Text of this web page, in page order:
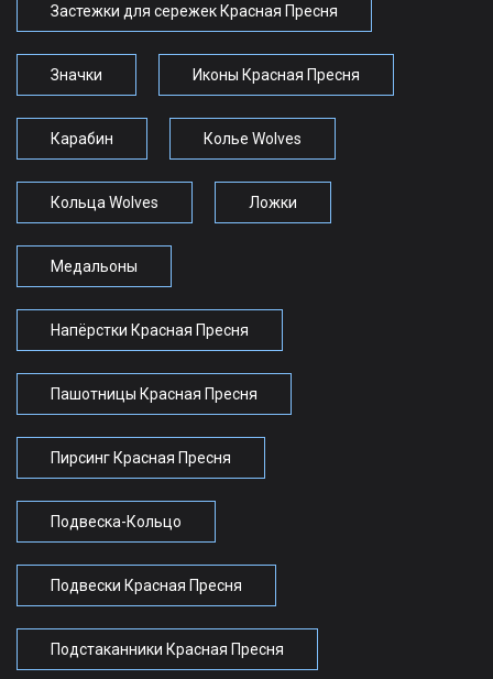
Застежки для сережек Красная Пресня
Значки Иконы Красная Пресня
Карабин Колье Wolves
Кольца Wolves Ложки
Медальоны
Напёрстки Красная Пресня
Пашотницы Красная Пресня
Пирсинг Красная Пресня
Подвеска-Кольцо
Подвески Красная Пресня
Подстаканники Красная Пресня